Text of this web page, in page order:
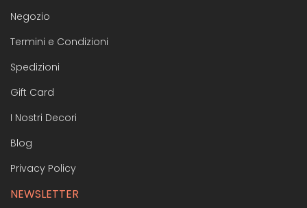
Negozio
Termini e Condizioni
Spedizioni
Gift Card
I Nostri Decori
Blog
Privacy Policy
NEWSLETTER